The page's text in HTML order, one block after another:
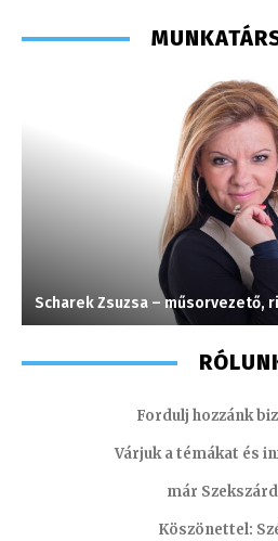
Scharek Zsuzsa – műsorvezető,
Fordulj hozzánk
Várjuk a témákat és
már
Köszönettel: